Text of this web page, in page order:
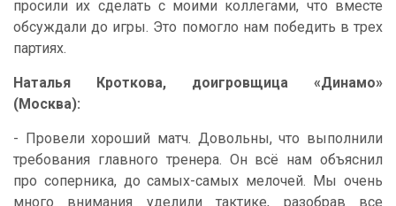
просили их сделать с моими коллегами, что вместе
обсуждали до игры. Это помогло нам победить в трех
партиях.
Наталья Кроткова, доигровщица «Динамо»
(Москва):
- Провели хороший матч. Довольны, что выполнили
требования главного тренера. Он всё нам объяснил
про соперника, до самых-самых мелочей. Мы очень
много внимания уделили тактике, разобрав все